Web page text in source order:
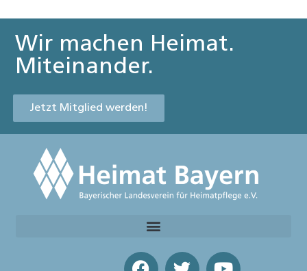
Wir machen Heimat.
Miteinander.
Jetzt Mitglied werden!